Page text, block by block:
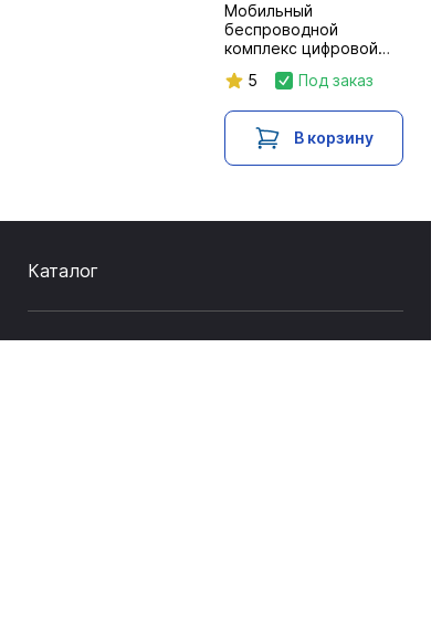
Мобильный
беспроводной
комплекс цифровой
10 5 Под заказ
В корзину
Каталог